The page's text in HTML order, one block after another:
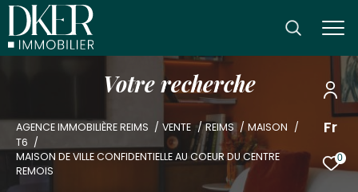
Fr
0
Votre recherche
AGENCE IMMOBILIÈRE REIMS VENTE REIMS
MAISON
T6
MAISON DE VILLE CONFIDENTIELLE AU COEUR DU CENTRE
REMOIS